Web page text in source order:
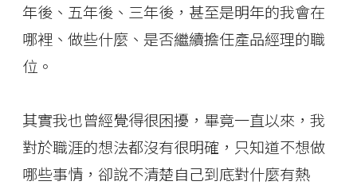
年後、五年後、三年後，甚至是明年的我會在
哪裡、做些什麼、是否繼續擔任產品經理的職
位。
其實我也曾經覺得很困擾，畢竟一直以來，我
對於職涯的想法都沒有很明確，只知道不想做
哪些事情，卻說不清楚自己到底對什麼有熱